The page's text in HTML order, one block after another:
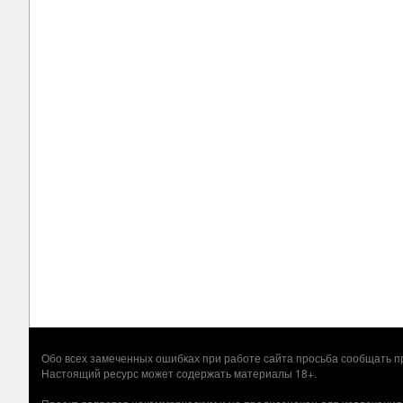
Обо всех замеченных ошибках при работе сайта просьба
Настоящий ресурс может содержать материалы 18+.